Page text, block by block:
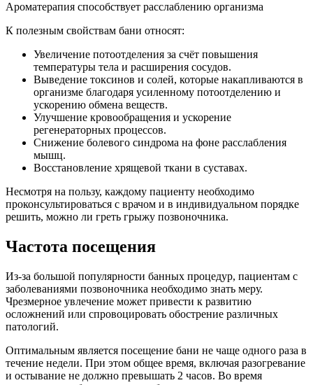
Ароматерапия способствует расслаблению организма
К полезным свойствам бани относят:
Увеличение потоотделения за счёт повышения
температуры тела и расширения сосудов.
Выведение токсинов и солей, которые накапливаются в
организме благодаря усиленному потоотделению и
ускорению обмена веществ.
Улучшение кровообращения и ускорение
регенераторных процессов.
Снижение болевого синдрома на фоне расслабления
мышц.
Восстановление хрящевой ткани в суставах.
Несмотря на пользу, каждому пациенту необходимо
проконсультироваться с врачом и в индивидуальном порядке
решить, можно ли греть грыжу позвоночника.
Частота посещения
Из-за большой популярности банных процедур, пациентам с
заболеваниями позвоночника необходимо знать меру.
Чрезмерное увлечение может привести к развитию
осложнений или спровоцировать обострение различных
патологий.
Оптимальным является посещение бани не чаще одного раза в
течение недели. При этом общее время, включая разогревание
и остывание не должно превышать 2 часов. Во время